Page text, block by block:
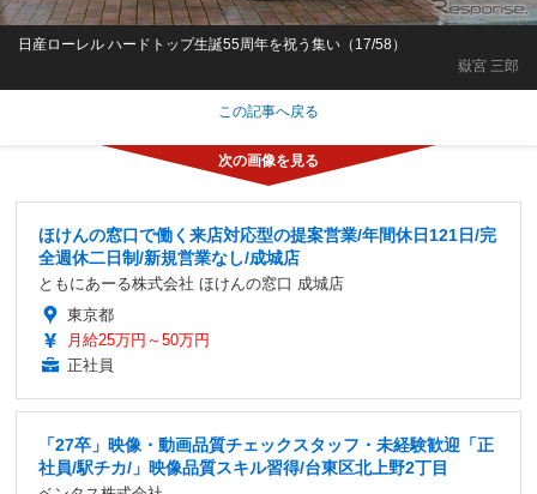
嶽宮 三郎
日産ローレル ハードトップ生誕55周年を祝う集い（17/58）
この記事へ戻る
ほけんの窓口で働く来店対応型の提案営業/年間休日121日/完
全週休二日制/新規営業なし/成城店
ともにあーる株式会社 ほけんの窓口 成城店
東京都
月給25万円～50万円
正社員
「27卒」映像・動画品質チェックスタッフ・未経験歓迎「正
社員/駅チカ/」映像品質スキル習得/台東区北上野2丁目